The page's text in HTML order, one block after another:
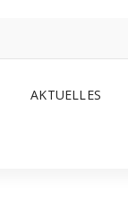
AKTUELLES